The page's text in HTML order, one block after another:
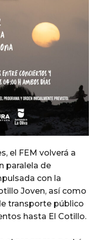
el FEM volverá a
paralela de
con la
Joven, así como
transporte público
hasta El Cotillo.